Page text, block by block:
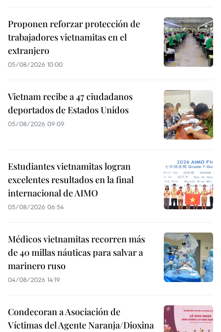
Proponen reforzar protección de
trabajadores vietnamitas en el
extranjero
05/08/2026 10:00
Vietnam recibe a 47 ciudadanos
deportados de Estados Unidos
05/08/2026 09:09
Estudiantes vietnamitas logran
excelentes resultados en la final
internacional de AIMO
05/08/2026 06:54
Médicos vietnamitas recorren más
de 40 millas náuticas para salvar a
marinero ruso
04/08/2026 14:19
Condecoran a Asociación de
Víctimas del Agente Naranja/Dioxina